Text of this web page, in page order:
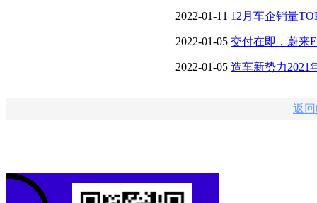
NOM，领航辅助全面上车
2022-01-11 12月车企销量
奇瑞新能源跻身前五
2022-01-05 交付在即，蔚来
2022-01-05 造车新势力2021
返